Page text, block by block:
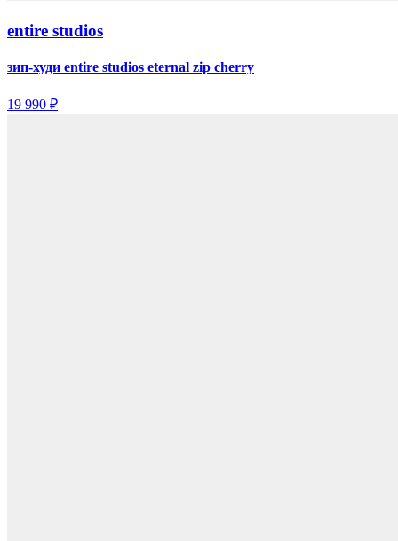
entire studios
зип-худи entire studios eternal zip cherry
19 990 ₽